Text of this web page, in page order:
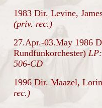
1983 Dir. Levine,
(priv. rec.)
27.Apr.-03.May 1986
Rundfunkorchester)
506-CD
1996 Dir. Maazel,
rec.)